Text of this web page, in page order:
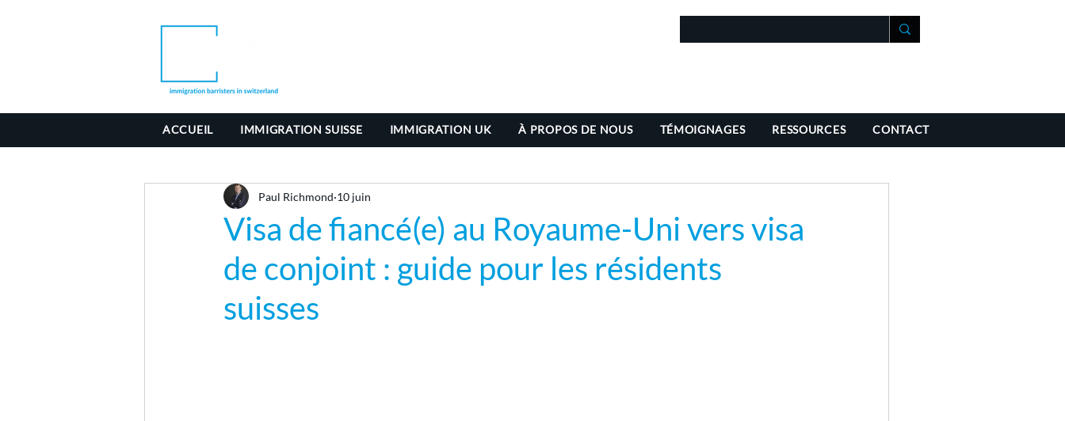
ACCUEIL IMMIGRATION SUISSE IMMIGRATION UK À PROPOS DE NOUS TÉMOIGNAGES RESSOURCES CONTACT
Visa de fiancé(e) au Royaume-Uni vers visa
de conjoint : guide pour les résidents
suisses
Paul Richmond 10 juin